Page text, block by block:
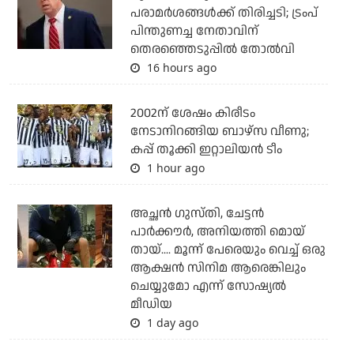
പരാമര്‍ശങ്ങള്‍ക്ക് തിരിച്ചടി; ട്രംപ്
പിന്തുണച്ച നേതാവിന്
തെരഞ്ഞെടുപ്പില്‍ തോല്‍വി
16 hours ago
2002ന് ശേഷം കിരീടം
നേടാനിറങ്ങിയ ബാഴ്സ വീണു;
കപ്പ് തൂക്കി ഇറ്റാലിയൻ ടീം
1 hour ago
അച്ഛന്‍ ഗുസ്തി, ചേട്ടന്‍
പാര്‍ക്കൗര്‍, അനിയത്തി മൊയ്
തായ്.... മൂന്ന് പേരെയും വെച്ച് ഒരു
ആക്ഷന്‍ സിനിമ ആരെങ്കിലും
ചെയ്യുമോ എന്ന് സോഷ്യല്‍
മീഡിയ
1 day ago